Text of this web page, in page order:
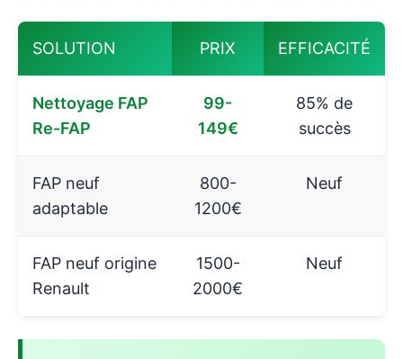
SOLUTION PRIX EFFICACITÉ
Nettoyage FAP
Re-FAP
99-
149€
85% de
succès
FAP neuf
adaptable
800-
1200€
Neuf
FAP neuf origine
Renault
1500-
2000€
Neuf